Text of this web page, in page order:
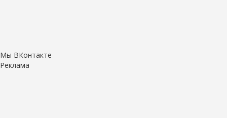
Мы ВКонтакте
Реклама